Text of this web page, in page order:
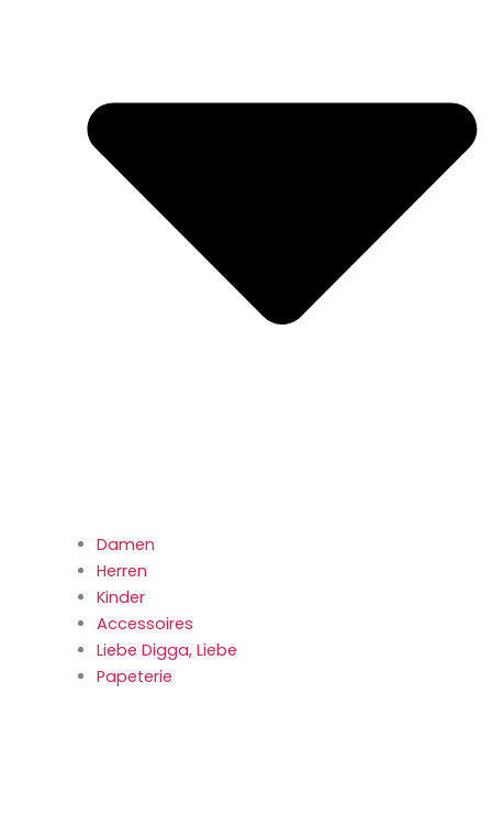
Damen
Herren
Kinder
Accessoires
Liebe Digga, Liebe
Papeterie